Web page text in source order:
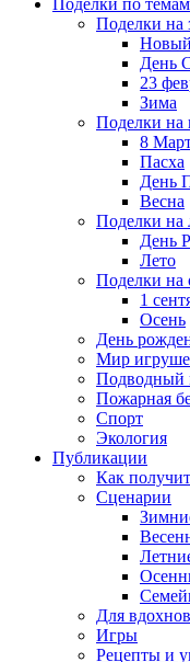
Поделки по темам
Поделки
Новый
День
23
Зима
Поделки на
8
Пасха
День
Весна
Поделки на
День
Лето
Поделки на
1
Осень
День
Мир
Подводный
Пожарная
Спорт
Экология
Публикации
Как
Сценарии
Для
Игры
Рецепты и